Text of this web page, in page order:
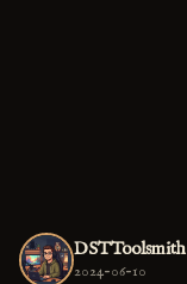
DSTToolsmith
2024-06-10